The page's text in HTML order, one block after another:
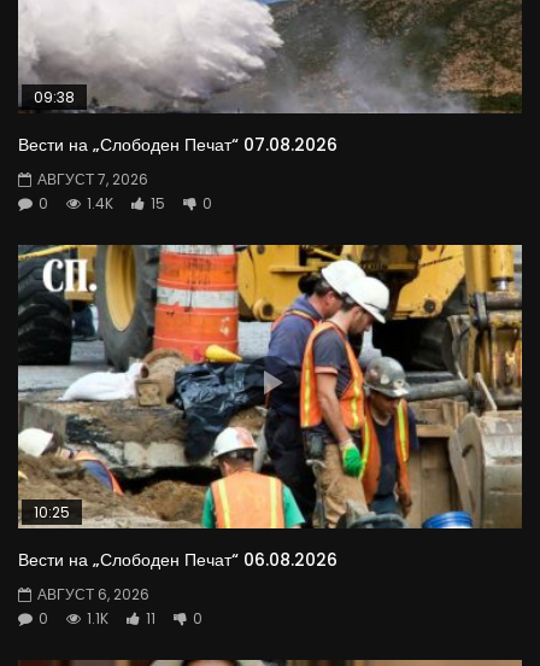
09:38
Вести на „Слободен Печат“ 07.08.2026
АВГУСТ 7, 2026
0
1.4K 15 0
10:25
Вести на „Слободен Печат“ 06.08.2026
АВГУСТ 6, 2026
0
1.1K 11 0